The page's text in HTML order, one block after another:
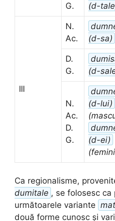
G.
(d-
III
N.
Ac.
(d-sa)
D.
G.
(d-
N.
Ac.
D.
G.
(d-lui)
(d-ei)
Ca regionalisme,
dumitale , se folosesc ca
următoarele variante
două forme cunosc și